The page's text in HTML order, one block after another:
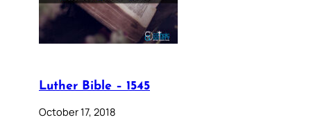
Luther Bible – 1545
October 17, 2018